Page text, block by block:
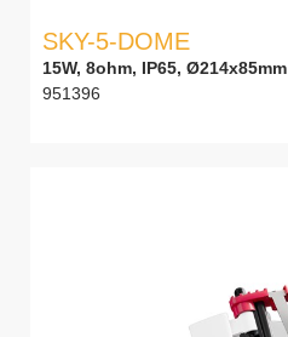
SKY-5-DOME
15W, 8ohm, IP65, Ø214x85mm
951396